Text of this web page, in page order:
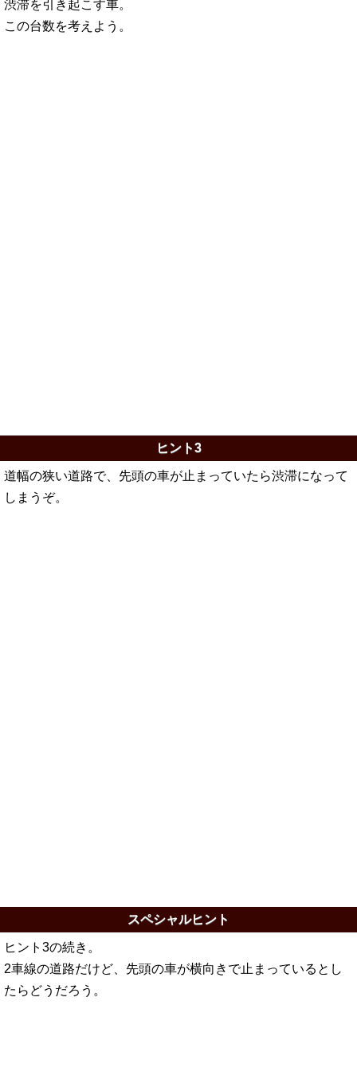
渋滞を引き起こす車。
この台数を考えよう。
ヒント3
道幅の狭い道路で、先頭の車が止まっていたら渋滞になって
しまうぞ。
スペシャルヒント
ヒント3の続き。
2車線の道路だけど、先頭の車が横向きで止まっているとし
たらどうだろう。